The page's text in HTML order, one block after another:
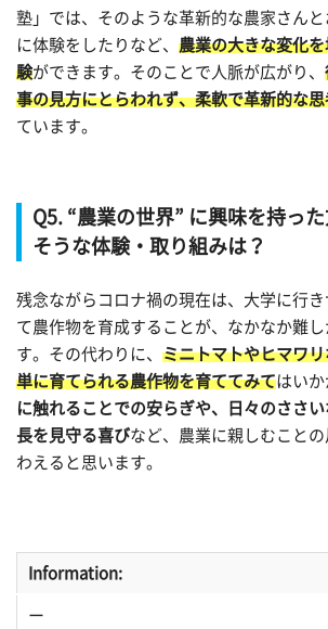
塾」では、そのような革新的な農家さん
に体験をしたりなど、 農業の大きな変化
験ができます。そのことで人脈が広がり、
事の見方にとらわれず、柔軟で革新的な思
ています。
Q5. “農業の世界” に興味を持っ
そうな体験・取り組みは？
残念ながらコロナ禍の現在は、大学に行
て農作物を育成することが、なかなか難
す。その代わりに、 ミニトマトやヒマワ
単に育てられる農作物を育ててみてはい
に触れることでの安らぎや、日々のささ
長を見守る喜びなど、農業に親しむこと
わえると思います。
Information:
ー